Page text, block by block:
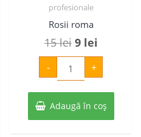
profesionale
Rosii roma
15lei Prețul
inițial
fost:
15 lei.
9 leiPrețul
curent
este:
9 lei.
-
Cantitate
Rosii
roma
+
Adaugă în coș